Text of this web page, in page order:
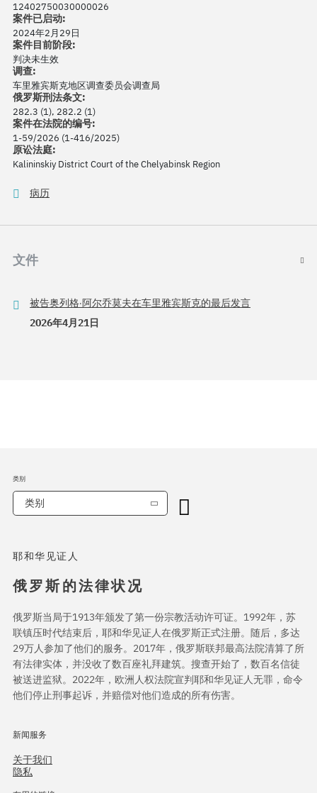
12402750030000026
案件已启动:
2024年2月29日
案件目前阶段:
判决未生效
调查:
车里雅宾斯克地区调查委员会调查局
俄罗斯刑法条文:
282.3 (1), 282.2 (1)
案件在法院的编号:
1-59/2026 (1-416/2025)
原讼法庭:
Kalininskiy District Court of the Chelyabinsk Region
病历
文件
被告奥列格·阿尔乔莫夫在车里雅宾斯克的最后发言
2026年4月21日
耶和华见证人
俄罗斯的法律状况
俄罗斯当局于1913年颁发了第一份宗教活动许可证。1992年，苏
联镇压时代结束后，耶和华见证人在俄罗斯正式注册。随后，多达
29万人参加了他们的服务。2017年，俄罗斯联邦最高法院清算了所
有法律实体，并没收了数百座礼拜建筑。搜查开始了，数百名信徒
被送进监狱。2022年，欧洲人权法院宣判耶和华见证人无罪，命令
他们停止刑事起诉，并赔偿对他们造成的所有伤害。
新闻服务
关于我们
隐私
类别
类别